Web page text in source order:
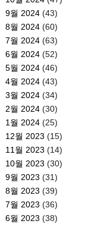
9월 2024(43)
8월 2024(60)
7월 2024(63)
6월 2024(52)
5월 2024(46)
4월 2024(43)
3월 2024(34)
2월 2024(30)
1월 2024(25)
12월 2023 (15)
11월 2023 (14)
10월 2023 (30)
9월 2023 (31)
8월 2023 (39)
7월 2023 (36)
6월 2023 (38)